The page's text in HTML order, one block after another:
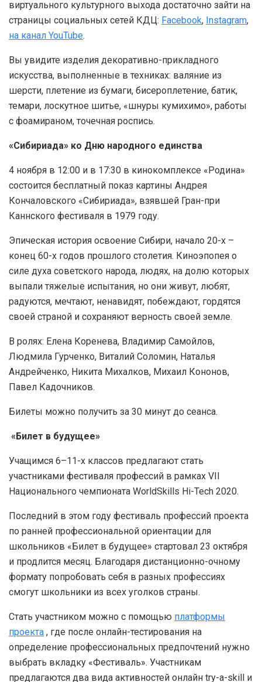
виртуального культурного выхода достаточно зайти на
страницы социальных сетей КДЦ: Facebook, Instagram,
на канал YouTube.
Вы увидите изделия декоративно-прикладного
искусства, выполненные в техниках: валяние из
шерсти, плетение из бумаги, бисероплетение, батик,
темари, лоскутное шитье, «шнуры кумихимо», работы
с фоамираном, точечная роспись.
«Сибириада» ко Дню народного единства
4 ноября в 12:00 и в 17:30 в кинокомплексе «Родина»
состоится бесплатный показ картины Андрея
Кончаловского «Сибириада», взявшей Гран-при
Каннского фестиваля в 1979 году.
Эпическая история освоение Сибири, начало 20-х –
конец 60-х годов прошлого столетия. Киноэпопея о
силе духа советского народа, людях, на долю которых
выпали тяжелые испытания, но они живут, любят,
радуются, мечтают, ненавидят, побеждают, гордятся
своей страной и сохраняют верность своей земле.
В ролях: Елена Коренева, Владимир Самойлов,
Людмила Гурченко, Виталий Соломин, Наталья
Андрейченко, Никита Михалков, Михаил Кононов,
Павел Кадочников.
Билеты можно получить за 30 минут до сеанса.
«Билет в будущее»
Учащимся 6–11-х классов предлагают стать
участниками фестиваля профессий в рамках VII
Национального чемпионата WorldSkills Hi-Tech 2020.
Последний в этом году фестиваль профессий проекта
по ранней профессиональной ориентации для
школьников «Билет в будущее» стартовал 23 октября
и продлится месяц. Благодаря дистанционно-очному
формату попробовать себя в разных профессиях
смогут школьники из всех уголков страны.
Стать участником можно с помощью платформы
проекта , где после онлайн-тестирования на
определение профессиональных предпочтений нужно
выбрать вкладку «Фестиваль». Участникам
предлагаются два вида активностей онлайн try-a-skill и